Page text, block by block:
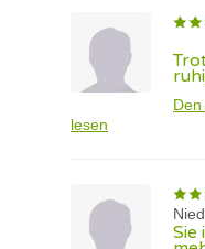
lesen
Sie